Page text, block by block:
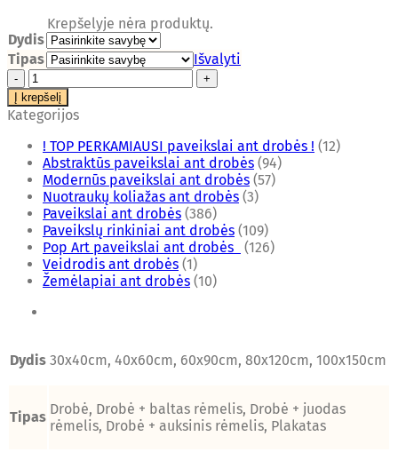
Krepšelyje nėra produktų.
Dydis
Tipas
Išvalyti
produkto
kiekis:
Paveikslas
"Abstraktas
89"
Į krepšelį
Kategorijos
! TOP PERKAMIAUSI paveikslai ant drobės ! (12)
Abstraktūs paveikslai ant drobės (94)
Modernūs paveikslai ant drobės (57)
Nuotraukų koliažas ant drobės (3)
Paveikslai ant drobės (386)
Paveikslų rinkiniai ant drobės (109)
Pop Art paveikslai ant drobės
(126)
Veidrodis ant drobės (1)
Žemėlapiai ant drobės (10)
Dydis 30x40cm, 40x60cm, 60x90cm, 80x120cm, 100x150cm
Tipas Drobė, Drobė + baltas rėmelis, Drobė + juodas
rėmelis, Drobė + auksinis rėmelis, Plakatas